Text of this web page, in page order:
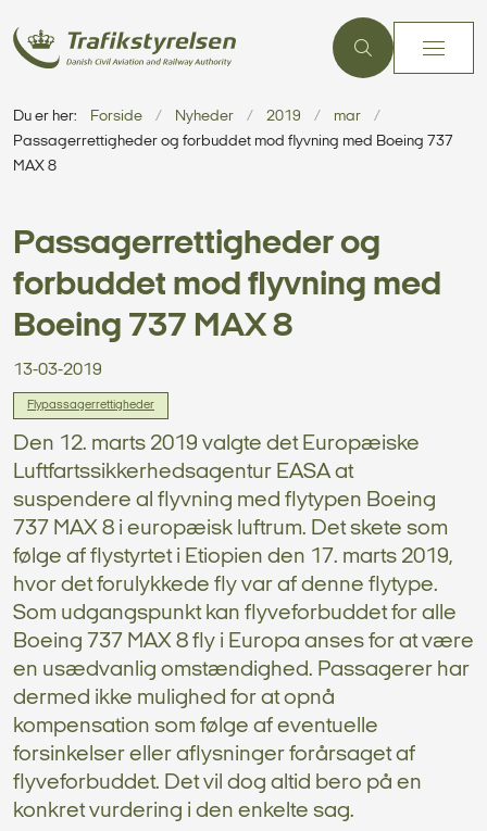
Du er her: Forside Nyheder 2019
mar
Passagerrettigheder og forbuddet mod flyvning med Boeing 737
MAX 8
Passagerrettigheder og
forbuddet mod flyvning med
Boeing 737 MAX 8
13-03-2019
Flypassagerrettigheder
Den 12. marts 2019 valgte det Europæiske
Luftfartssikkerhedsagentur EASA at
suspendere al flyvning med flytypen Boeing
737 MAX 8 i europæisk luftrum. Det skete som
følge af flystyrtet i Etiopien den 17. marts 2019,
hvor det forulykkede fly var af denne flytype.
Som udgangspunkt kan flyveforbuddet for alle
Boeing 737 MAX 8 fly i Europa anses for at være
en usædvanlig omstændighed. Passagerer har
dermed ikke mulighed for at opnå
kompensation som følge af eventuelle
forsinkelser eller aflysninger forårsaget af
flyveforbuddet. Det vil dog altid bero på en
konkret vurdering i den enkelte sag.